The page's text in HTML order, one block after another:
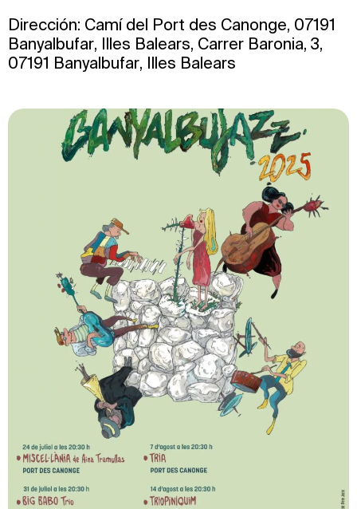
Dirección: Camí del Port des Canonge, 07191
Banyalbufar, Illes Balears, Carrer Baronia, 3,
07191 Banyalbufar, Illes Balears